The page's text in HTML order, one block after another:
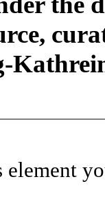
element